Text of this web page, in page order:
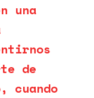
una
de
cuando